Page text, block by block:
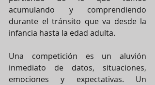
acumulando y comprendiendo
durante el tránsito que va desde la
infancia hasta la edad adulta.
Una competición es un aluvión
inmediato de datos, situaciones,
emociones y expectativas. Un